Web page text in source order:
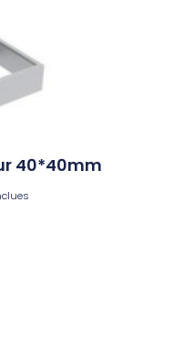
40*40mm